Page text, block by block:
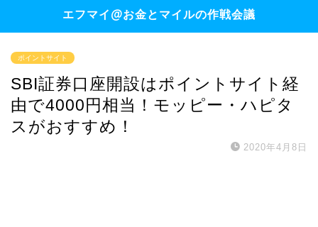
エフマイ@お金とマイルの作戦会議
ポイントサイト
SBI証券口座開設はポイントサイト経
由で4000円相当！モッピー・ハピタ
スがおすすめ！
2020年4月8日